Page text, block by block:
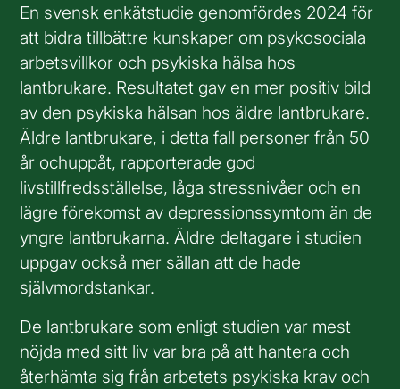
En svensk enkätstudie genomfördes 2024 för
att bidra tillbättre kunskaper om psykosociala
arbetsvillkor och psykiska hälsa hos
lantbrukare. Resultatet gav en mer positiv bild
av den psykiska hälsan hos äldre lantbrukare.
Äldre lantbrukare, i detta fall personer från 50
år ochuppåt, rapporterade god
livstillfredsställelse, låga stressnivåer och en
lägre förekomst av depressionssymtom än de
yngre lantbrukarna. Äldre deltagare i studien
uppgav också mer sällan att de hade
självmordstankar.
De lantbrukare som enligt studien var mest
nöjda med sitt liv var bra på att hantera och
återhämta sig från arbetets psykiska krav och